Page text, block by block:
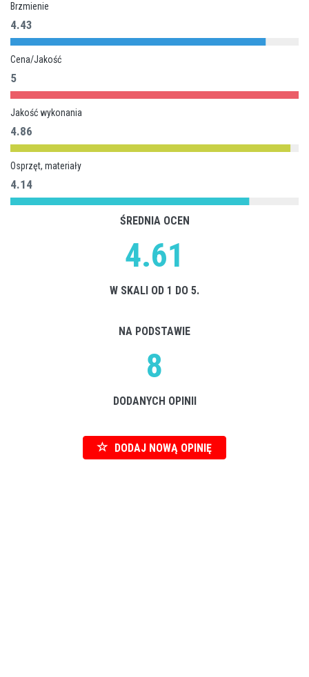
Brzmienie
4.43
Cena/Jakość
5
Jakość wykonania
4.86
Osprzęt, materiały
4.14
ŚREDNIA OCEN
4.61
W SKALI OD 1 DO 5.
NA PODSTAWIE
8
DODANYCH OPINII
DODAJ NOWĄ OPINIĘ